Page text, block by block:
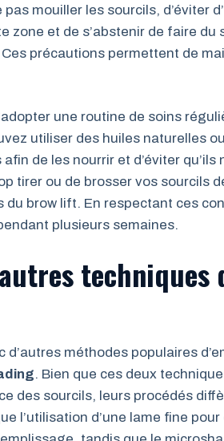
mouiller les sourcils, d’éviter
et de s’abstenir de faire du
précautions permettent de
une routine de soins
utiliser des huiles naturelles
de les nourrir et d’éviter qu’ils
tirer ou de brosser vos sourcils
brow lift. En respectant ces
plusieurs semaines.
techniques
méthodes populaires
. Bien que ces deux
des sourcils, leurs procédés
l’utilisation d’une lame fine